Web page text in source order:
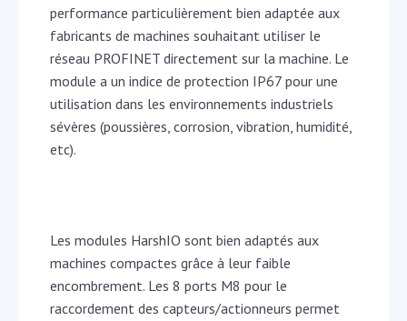
performance particulièrement bien adaptée aux
fabricants de machines souhaitant utiliser le
réseau PROFINET directement sur la machine. Le
module a un indice de protection IP67 pour une
utilisation dans les environnements industriels
sévères (poussières, corrosion, vibration, humidité,
etc).
Les modules HarshIO sont bien adaptés aux
machines compactes grâce à leur faible
encombrement. Les 8 ports M8 pour le
raccordement des capteurs/actionneurs permet